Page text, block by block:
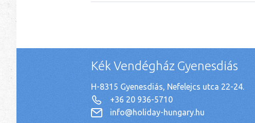
Kék Vendégház Gyenesdiás
H-8315 Gyenesdiás, Nefelejcs utca 22-24.
+36 20 936-5710
info@holiday-hungary.hu